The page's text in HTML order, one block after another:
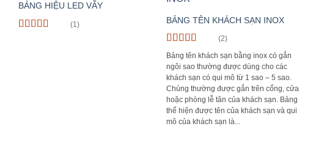
BẢNG HIỆU LED VẪY
(1) BẢNG TÊN KHÁCH SẠN INOX
Rated5 out
of 5
(2)
Bảng tên khách sạn bằng inox có gắn
ngôi sao thường được dùng cho các
khách sạn có qui mô từ 1 sao – 5 sao.
Chúng thường được gắn trên cổng, cửa
hoặc phòng lễ tân của khách sạn. Bảng
thể hiện được tên của khách sạn và qui
mô của khách sạn là...